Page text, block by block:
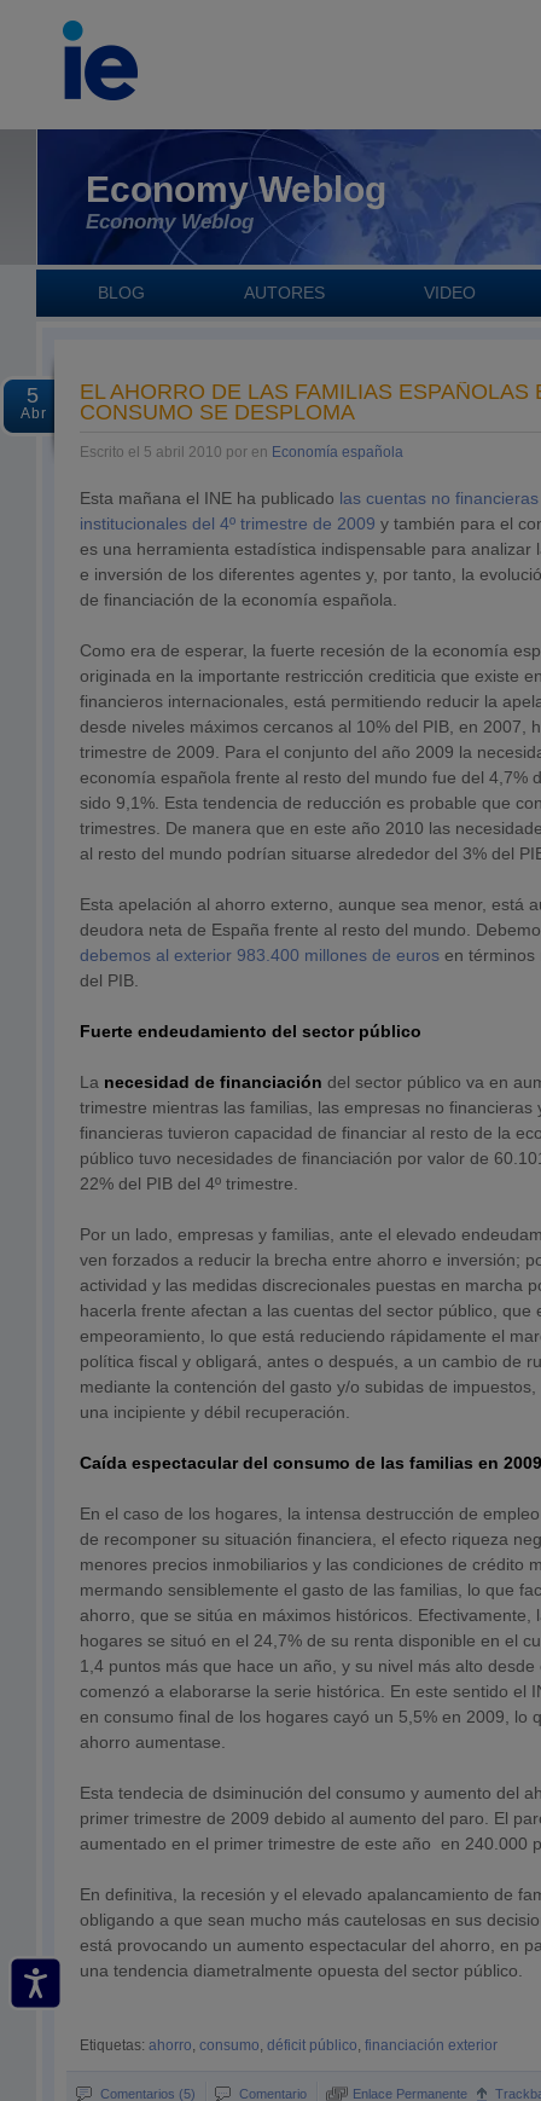
Economy Weblog
Economy Weblog
BLOG AUTORES VIDEO
5
Abr
EL AHORRO DE LAS FAMILIAS ESPAÑOLAS
CONSUMO SE DESPLOMA
Escrito el 5 abril 2010 por en Economía española
Esta mañana el INE ha publicado las cuentas no
institucionales del 4º trimestre de 2009 y también para el
es una herramienta estadística indispensable para analizar
e inversión de los diferentes agentes y, por tanto, la
de financiación de la economía española.
Como era de esperar, la fuerte recesión de la economía
originada en la importante restricción crediticia que existe
financieros internacionales, está permitiendo reducir la
desde niveles máximos cercanos al 10% del PIB, en 2007,
trimestre de 2009. Para el conjunto del año 2009 la
economía española frente al resto del mundo fue del 4,7%
sido 9,1%. Esta tendencia de reducción es probable que
trimestres. De manera que en este año 2010 las
al resto del mundo podrían situarse alrededor del 3% del
Esta apelación al ahorro externo, aunque sea menor, está
deudora neta de España frente al resto del mundo.
debemos al exterior 983.400 millones de euros en términos
del PIB.
Fuerte endeudamiento del sector público
La necesidad de financiación del sector público va en
trimestre mientras las familias, las empresas no financieras
financieras tuvieron capacidad de financiar al resto de la
público tuvo necesidades de financiación por valor de
22% del PIB del 4º trimestre.
Por un lado, empresas y familias, ante el elevado
ven forzados a reducir la brecha entre ahorro e inversión;
actividad y las medidas discrecionales puestas en marcha
hacerla frente afectan a las cuentas del sector público, que
empeoramiento, lo que está reduciendo rápidamente el
política fiscal y obligará, antes o después, a un cambio de
mediante la contención del gasto y/o subidas de
una incipiente y débil recuperación.
Caída espectacular del consumo de las familias en 2009
En el caso de los hogares, la intensa destrucción de
de recomponer su situación financiera, el efecto riqueza
menores precios inmobiliarios y las condiciones de crédito
mermando sensiblemente el gasto de las familias, lo que
ahorro, que se sitúa en máximos históricos. Efectivamente,
hogares se situó en el 24,7% de su renta disponible en el
1,4 puntos más que hace un año, y su nivel más alto
comenzó a elaborarse la serie histórica. En este sentido el
en consumo final de los hogares cayó un 5,5% en 2009, lo
ahorro aumentase.
Esta tendecia de dsiminución del consumo y aumento del
primer trimestre de 2009 debido al aumento del paro. El
aumentado en el primer trimestre de este año en 240.000
En definitiva, la recesión y el elevado apalancamiento de
obligando a que sean mucho más cautelosas en sus
está provocando un aumento espectacular del ahorro, en
una tendencia diametralmente opuesta del sector público.
Etiquetas: ahorro, consumo, déficit público, financiación exterior
Comentarios (5) Comentario Enlace Permanente